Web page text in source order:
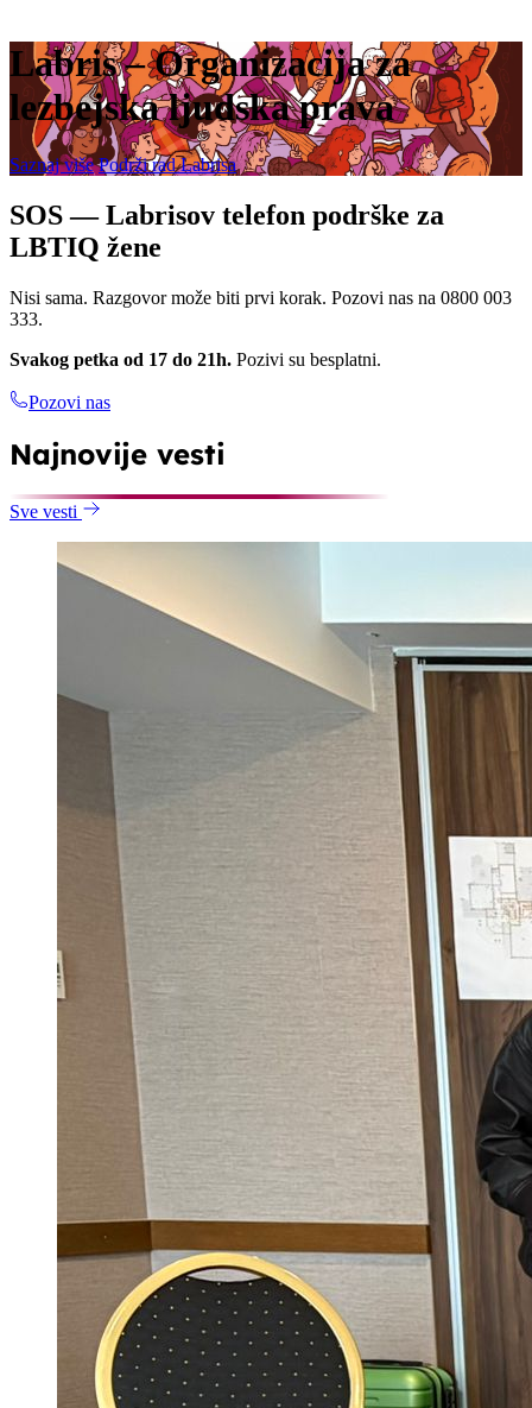
Vesti
Oblasti rada
O nama
Biblioteka
Kontakt
Labris – Organizacija za
lezbejska ljudska prava
Saznaj više Podrži rad Labrisa
SOS — Labrisov telefon podrške za
LBTIQ žene
Nisi sama. Razgovor može biti prvi korak. Pozovi nas na 0800 003
333.
Svakog petka od 17 do 21h. Pozivi su besplatni.
Pozovi nas
Najnovije vesti
Sve vesti